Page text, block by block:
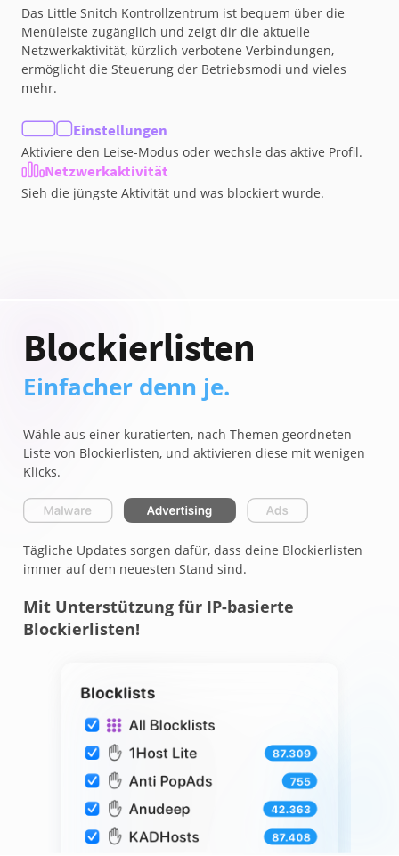
Das Little Snitch Kontrollzentrum ist bequem über die
Menüleiste zugänglich und zeigt dir die aktuelle
Netzwerkaktivität, kürzlich verbotene Verbindungen,
ermöglicht die Steuerung der Betriebsmodi und vieles
mehr.
Einstellungen
Aktiviere den Leise-Modus oder wechsle das aktive Profil.
Netzwerkaktivität
Sieh die jüngste Aktivität und was blockiert wurde.
Blockierlisten
Einfacher denn je.
Wähle aus einer kuratierten, nach Themen geordneten
Liste von Blockierlisten, und aktivieren diese mit wenigen
Klicks.
Tägliche Updates sorgen dafür, dass deine Blockierlisten
immer auf dem neuesten Stand sind.
Mit Unterstützung für IP-basierte
Blockierlisten!